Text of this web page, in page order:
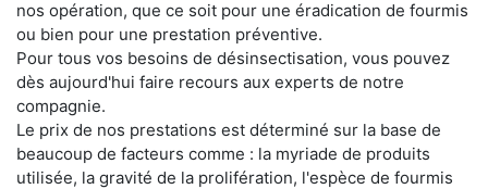
nos opération, que ce soit pour une éradication de fourmis
ou bien pour une prestation préventive.
Pour tous vos besoins de désinsectisation, vous pouvez
dès aujourd'hui faire recours aux experts de notre
compagnie.
Le prix de nos prestations est déterminé sur la base de
beaucoup de facteurs comme : la myriade de produits
utilisée, la gravité de la prolifération, l'espèce de fourmis